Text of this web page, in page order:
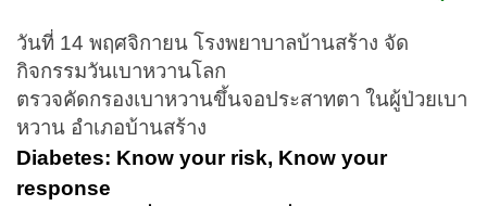
วันที่ 14 พฤศจิกายน โรงพยาบาลบ้านสร้าง จัด
กิจกรรมวันเบาหวานโลก
ตรวจคัดกรองเบาหวานขึ้นจอประสาทตา ในผู้ป่วยเบา
หวาน อำเภอบ้านสร้าง
Diabetes: Know your risk, Know your
response